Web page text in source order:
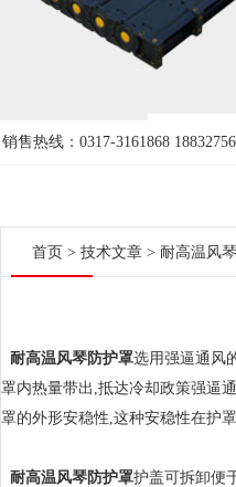
销售热线：0317-3161868
首页 > 技术文章 > 耐高温风
耐高温风琴防护罩选用强逼通风
罩内热量带出,抵达冷却政策强逼
罩的外形安稳性,这种安稳性在护
耐高温风琴防护罩护盖可拆卸便